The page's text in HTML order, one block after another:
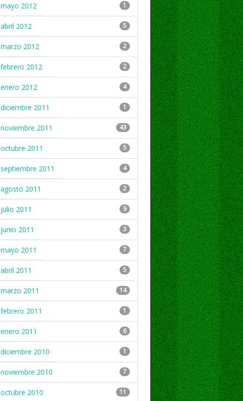
mayo 2012 1
abril 2012 5
marzo 2012 2
febrero 2012 2
enero 2012 4
diciembre 2011 1
noviembre 2011 43
octubre 2011 5
septiembre 2011 4
agosto 2011 2
julio 2011 9
junio 2011 3
mayo 2011 7
abril 2011 5
marzo 2011 14
febrero 2011 1
enero 2011 6
diciembre 2010 1
noviembre 2010 7
octubre 2010 11